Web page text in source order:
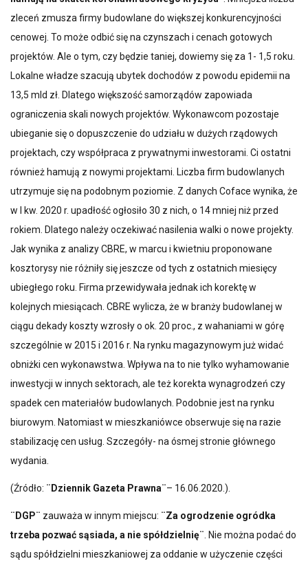
zleceń zmusza firmy budowlane do większej konkurencyjności
cenowej. To może odbić się na czynszach i cenach gotowych
projektów. Ale o tym, czy będzie taniej, dowiemy się za 1- 1,5 roku.
Lokalne władze szacują ubytek dochodów z powodu epidemii na
13,5 mld zł. Dlatego większość samorządów zapowiada
ograniczenia skali nowych projektów. Wykonawcom pozostaje
ubieganie się o dopuszczenie do udziału w dużych rządowych
projektach, czy współpraca z prywatnymi inwestorami. Ci ostatni
również hamują z nowymi projektami. Liczba firm budowlanych
utrzymuje się na podobnym poziomie. Z danych Coface wynika, że
w I kw. 2020 r. upadłość ogłosiło 30 z nich, o 14 mniej niż przed
rokiem. Dlatego należy oczekiwać nasilenia walki o nowe projekty.
Jak wynika z analizy CBRE, w marcu i kwietniu proponowane
kosztorysy nie różniły się jeszcze od tych z ostatnich miesięcy
ubiegłego roku. Firma przewidywała jednak ich korektę w
kolejnych miesiącach. CBRE wylicza, że w branży budowlanej w
ciągu dekady koszty wzrosły o ok. 20 proc., z wahaniami w górę
szczególnie w 2015 i 2016 r. Na rynku magazynowym już widać
obniżki cen wykonawstwa. Wpływa na to nie tylko wyhamowanie
inwestycji w innych sektorach, ale też korekta wynagrodzeń czy
spadek cen materiałów budowlanych. Podobnie jest na rynku
biurowym. Natomiast w mieszkaniówce obserwuje się na razie
stabilizację cen usług. Szczegóły- na ósmej stronie głównego
wydania.
(Źródło: ¨Dziennik Gazeta Prawna¨– 16.06.2020.).
¨DGP¨ zauważa w innym miejscu: ¨Za ogrodzenie ogródka
trzeba pozwać sąsiada, a nie spółdzielnię¨ . Nie można podać do
sądu spółdzielni mieszkaniowej za oddanie w użyczenie części